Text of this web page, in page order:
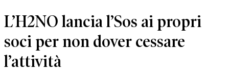
L’H2NO lancia l’Sos ai propri
soci per non dover cessare
l’attività